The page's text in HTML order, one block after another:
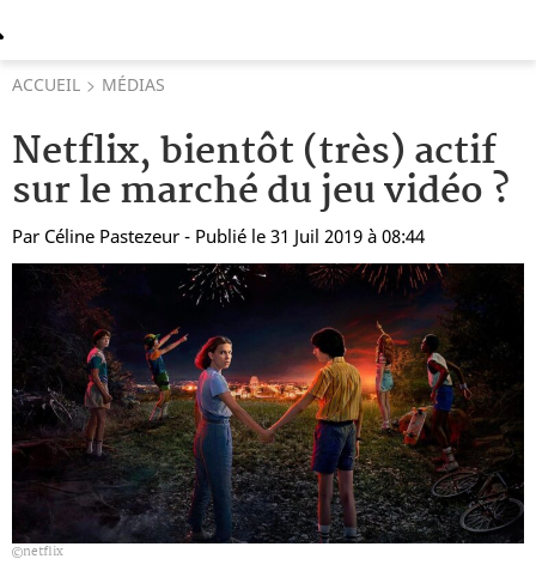
ACCUEIL MÉDIAS
Netflix, bientôt (très) actif
sur le marché du jeu vidéo ?
Par Céline Pastezeur - Publié le 31 Juil 2019 à 08:44
netflix